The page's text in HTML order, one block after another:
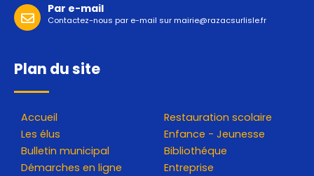
Par e-mail
Contactez-nous par e-mail surmairie@razacsurlisle.fr
Plan du site
Accueil
Les élus
Bulletin municipal
Démarches en ligne
Restauration scolaire
Enfance - Jeunesse
Bibliothéque
Entreprise